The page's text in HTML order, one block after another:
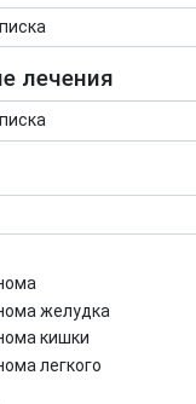
лечения
желудка
кишки
легкого